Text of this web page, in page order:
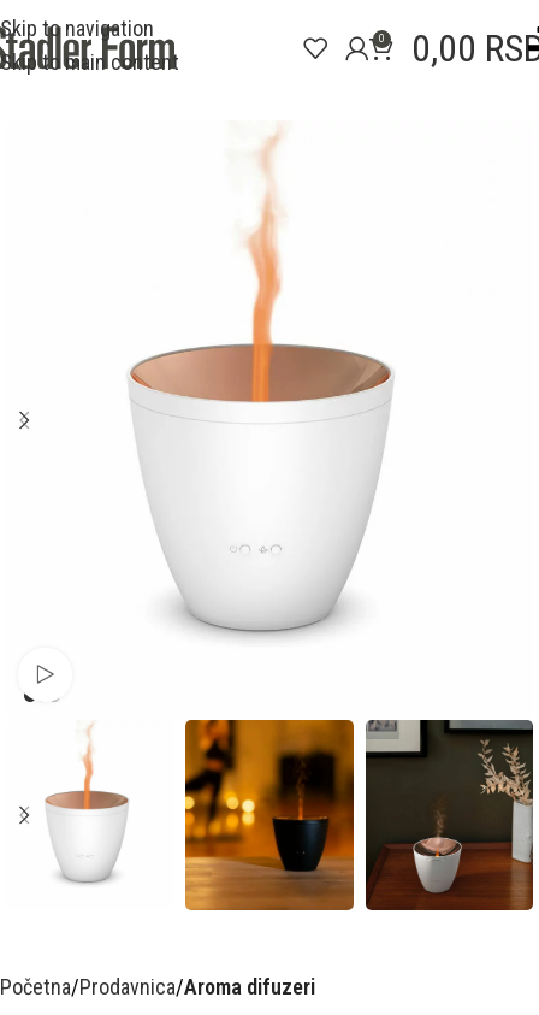
Skip to navigation
Skip to main content
0 0,00
Početna Prodavnica Aroma difuzeri